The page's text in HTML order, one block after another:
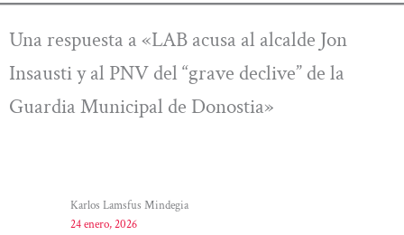
Una respuesta a «LAB acusa al alcalde Jon
Insausti y al PNV del “grave declive” de la
Guardia Municipal de Donostia»
Karlos Lamsfus Mindegia
24 enero, 2026